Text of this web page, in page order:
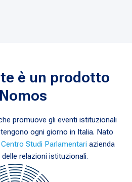
è un prodotto
promuove gli eventi istituzionali
ogni giorno in Italia. Nato
Studi Parlamentari azienda
relazioni istituzionali.